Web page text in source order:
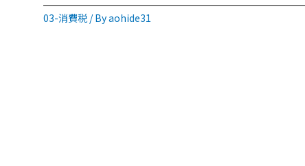
03-消費税 / Byaohide31